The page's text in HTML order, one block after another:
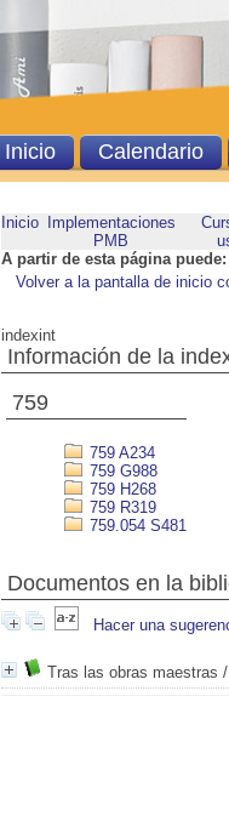
Inicio
Implementaciones
PMB
A partir de esta página puede:
Volver a la pantalla de inicio
indexint
Información de la
759
759 A234
759 G988
759 H268
759 R319
759.054 S481
Documentos en la
Hacer una
Tras las obras maestras
Inicio Calendario